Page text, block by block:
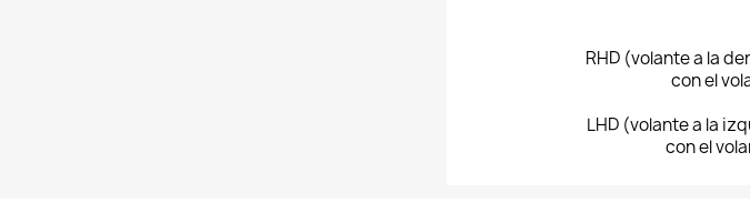
RHD (volante a la
con el
LHD (volante a la
con el